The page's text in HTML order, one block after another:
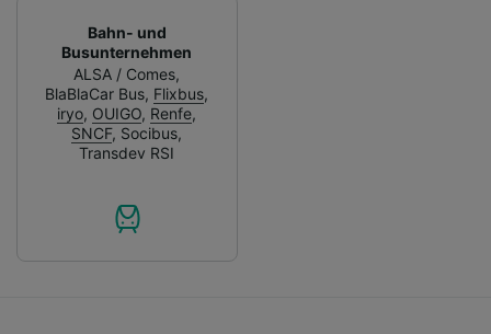
Bahn- und
Busunternehmen
ALSA / Comes,
BlaBlaCar Bus, Flixbus,
iryo, OUIGO, Renfe,
SNCF, Socibus,
Transdev RSI